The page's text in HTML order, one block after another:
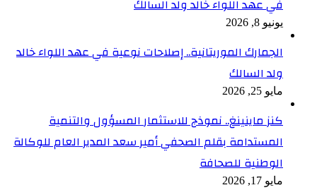
في عهد اللواء خالد ولد السالك
يونيو 8, 2026
الجمارك الموريتانية.. إصلاحات نوعية في عهد اللواء خالد
ولد السالك
مايو 25, 2026
كنز ماينينغ.. نموذج للاستثمار المسؤول والتنمية
المستدامة بقلم الصحفي أمير سعد المدير العام للوكالة
الوطنية للصحافة
مايو 17, 2026